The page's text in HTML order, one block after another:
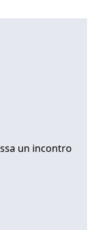
un incontro